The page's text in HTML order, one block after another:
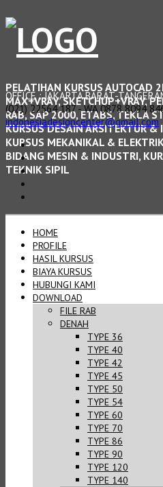
PELATIHAN KURSUS AUTOCAD
MAX+VRAY, SKETCHUP+VRAY,
RAB, SAP 2000, ETABS, TEKLA
KURSUS DESAIN ARSITEKTUR &
KURSUS MEKANIKAL &
BIDANG MESIN & INDUSTRI,
TEKNIK SIPIL
OFFICE : JAKARTA BARAT-
(021) 22564 187 - WA 0878 8094
indonesiadesigncenter@gmail.com
HOME
PROFILE
HASIL KURSUS
BIAYA KURSUS
HUBUNGI KAMI
DOWNLOAD
FILE RAB
DENAH
TYPE 36
TYPE 40
TYPE 42
TYPE 45
TYPE 50
TYPE 54
TYPE 60
TYPE 70
TYPE 86
TYPE 90
TYPE 120
TYPE 140